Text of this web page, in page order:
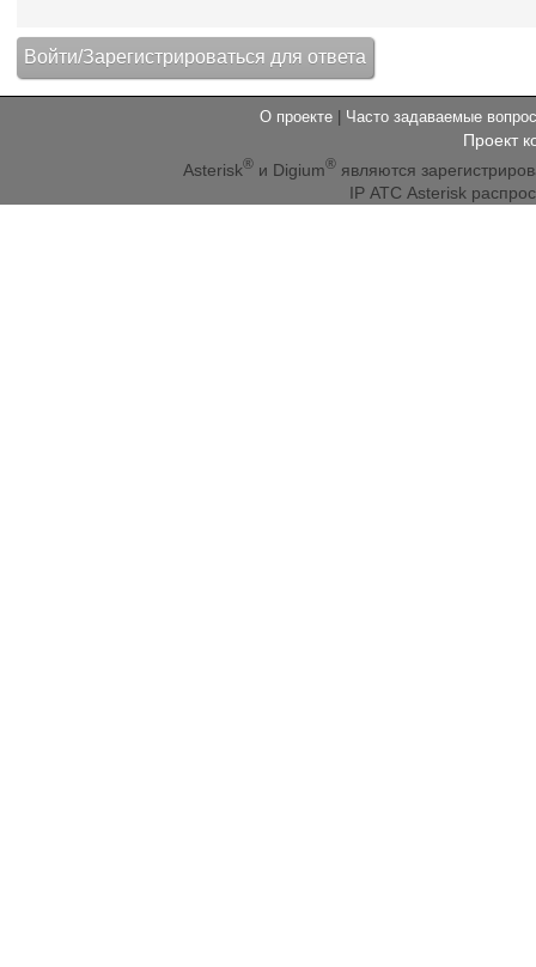
О проекте Часто задаваемые
Проект
Asterisk® и Digium® являются
IP АТС Asterisk